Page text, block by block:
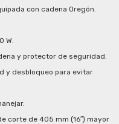
con cadena Oregón.
W.
y protector de seguridad.
y desbloqueo para evitar
corte de 405 mm (16″) mayor